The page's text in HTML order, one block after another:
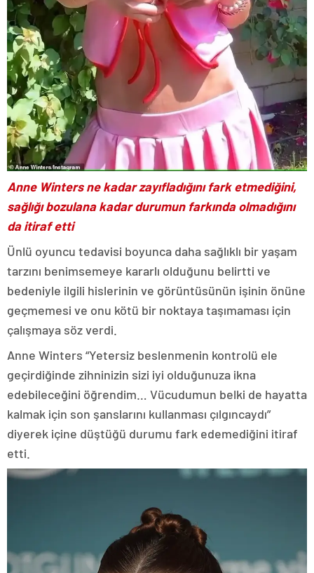
Anne Winters ne kadar zayıfladığını fark etmediğini,
sağlığı bozulana kadar durumun farkında olmadığını
da itiraf etti
Ünlü oyuncu tedavisi boyunca daha sağlıklı bir yaşam
tarzını benimsemeye kararlı olduğunu belirtti ve
bedeniyle ilgili hislerinin ve görüntüsünün işinin önüne
geçmemesi ve onu kötü bir noktaya taşımaması için
çalışmaya söz verdi.
Anne Winters “Yetersiz beslenmenin kontrolü ele
geçirdiğinde zihninizin sizi iyi olduğunuza ikna
edebileceğini öğrendim… Vücudumun belki de hayatta
kalmak için son şanslarını kullanması çılgıncaydı”
diyerek içine düştüğü durumu fark edemediğini itiraf
etti.